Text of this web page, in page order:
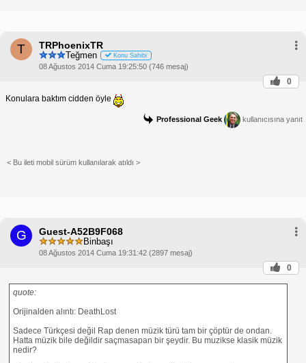
T TRPhoenixTR
Teğmen Konu Sahibi
08 Ağustos 2014 Cuma 19:25:50 (746 mesaj)
0
Konulara baktım cidden öyle
Professional Geek kullanıcısına yanıt
< Bu ileti mobil sürüm kullanılarak atıldı >
G Guest-A52B9F068
Binbaşı
08 Ağustos 2014 Cuma 19:31:42 (2897 mesaj)
0
quote:
Orijinalden alıntı: DeathLost
Sadece Türkçesi değil Rap denen müzik türü tam bir çöptür de ondan.
Hatta müzik bile değildir saçmasapan bir şeydir. Bu muzikse klasik müzik
nedir?